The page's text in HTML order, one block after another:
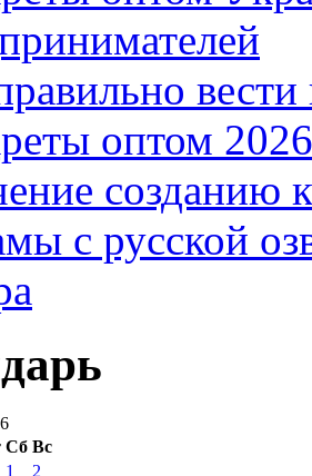
оптом
созданию
с русской
Сб Вс
1
2